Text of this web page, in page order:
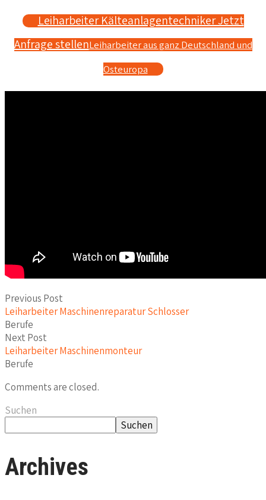
Leiharbeiter Kälteanlagentechniker Jetzt
Anfrage stellenLeiharbeiter aus ganz Deutschland und
Osteuropa
Previous Post
Leiharbeiter Maschinenreparatur Schlosser
Berufe
Next Post
Leiharbeiter Maschinenmonteur
Berufe
Comments are closed.
Suchen
Suchen
Archives